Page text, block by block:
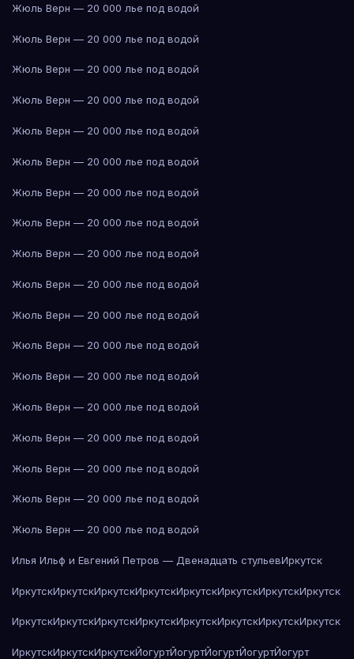
Жюль Верн — 20 000 лье под водой
Жюль Верн — 20 000 лье под водой
Жюль Верн — 20 000 лье под водой
Жюль Верн — 20 000 лье под водой
Жюль Верн — 20 000 лье под водой
Жюль Верн — 20 000 лье под водой
Жюль Верн — 20 000 лье под водой
Жюль Верн — 20 000 лье под водой
Жюль Верн — 20 000 лье под водой
Жюль Верн — 20 000 лье под водой
Жюль Верн — 20 000 лье под водой
Жюль Верн — 20 000 лье под водой
Жюль Верн — 20 000 лье под водой
Жюль Верн — 20 000 лье под водой
Жюль Верн — 20 000 лье под водой
Жюль Верн — 20 000 лье под водой
Жюль Верн — 20 000 лье под водой
Жюль Верн — 20 000 лье под водой
Илья Ильф и Евгений Петров — Двенадцать стульевИркутск
ИркутскИркутскИркутскИркутскИркутскИркутскИркутскИркутск
ИркутскИркутскИркутскИркутскИркутскИркутскИркутскИркутск
ИркутскИркутскИркутскЙогуртЙогуртЙогуртЙогуртЙогурт